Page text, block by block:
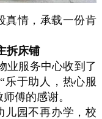
真情，承载一份肯
拆床铺
业服务中心收到了
乐于助人，热心服
傅的感谢。
儿园不再办学，校